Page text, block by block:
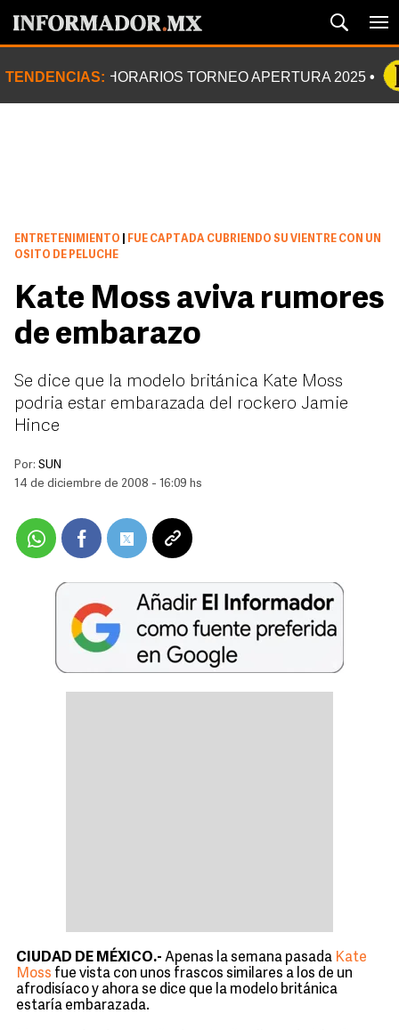
TENDENCIAS: HORARIOS TORNEO APERTURA 2025
ENTRETENIMIENTO
FUE CAPTADA CUBRIENDO SU VIENTRE CON UN
OSITO DE PELUCHE
Kate Moss aviva rumores
de embarazo
Se dice que la modelo británica Kate Moss
podria estar embarazada del rockero Jamie
Hince
Por: SUN
14 de diciembre de 2008 - 16:09 hs
CIUDAD DE MÉXICO.- Apenas la semana pasada Kate
Moss fue vista con unos frascos similares a los de un
afrodisíaco y ahora se dice que la modelo británica
estaría embarazada.